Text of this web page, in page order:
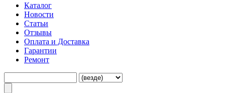
Каталог
Новости
Статьи
Отзывы
Оплата и Доставка
Гарантии
Ремонт